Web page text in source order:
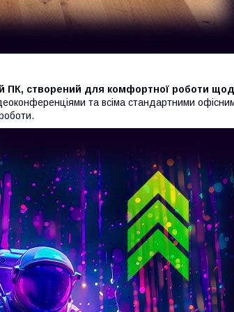
ПК, створений для комфортної роботи
та всіма стандартними